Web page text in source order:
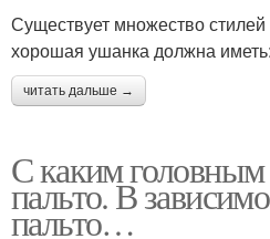
Существует множество
хорошая ушанка должна иметь:
читать дальше →
С каким
пальто. В
пальто…